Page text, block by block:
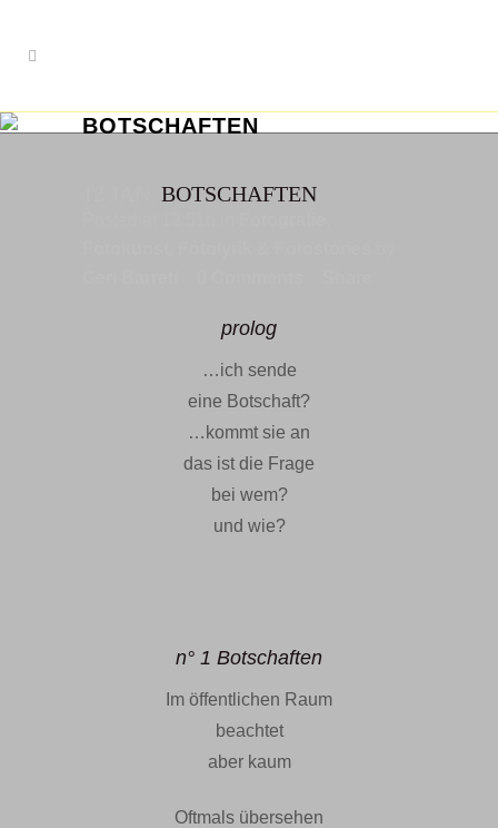
BOTSCHAFTEN
BOTSCHAFTEN
prolog
…ich sende
eine Botschaft?
…kommt sie an
das ist die Frage
bei wem?
und wie?
n° 1 Botschaften
Im öffentlichen Raum
beachtet
aber kaum
Oftmals übersehen